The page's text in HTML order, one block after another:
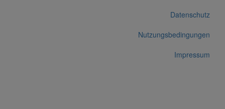
Datenschutz
Nutzungsbedingungen
Impressum